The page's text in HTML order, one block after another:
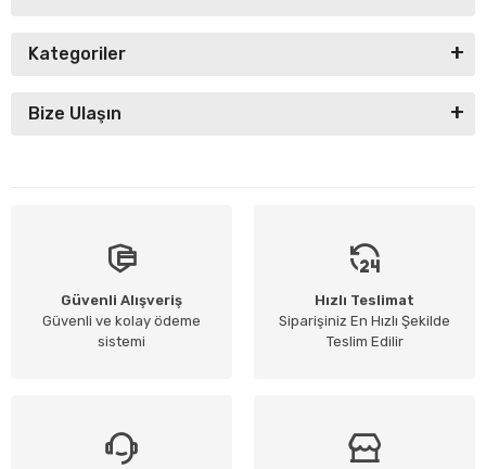
Kategoriler
Bize Ulaşın
Güvenli Alışveriş
Güvenli ve kolay ödeme
sistemi
Hızlı Teslimat
Siparişiniz En Hızlı Şekilde
Teslim Edilir